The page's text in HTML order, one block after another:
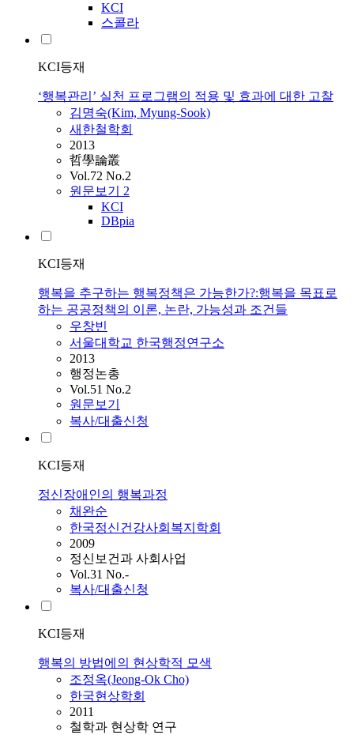
KCI
스콜라
KCI등재
‘행복관리’ 실천 프로그램의 적용 및 효과에 대한 고찰
김명숙(Kim, Myung-Sook)
새한철학회
2013
哲學論叢
Vol.72 No.2
원문보기 2
KCI
DBpia
KCI등재
행복을 추구하는 행복정책은 가능한가?:행복을 목표로
하는 공공정책의 이론, 논란, 가능성과 조건들
우창빈
서울대학교 한국행정연구소
2013
행정논총
Vol.51 No.2
원문보기
복사/대출신청
KCI등재
정신장애인의 행복과정
채완순
한국정신건강사회복지학회
2009
정신보건과 사회사업
Vol.31 No.-
복사/대출신청
KCI등재
행복의 방법에의 현상학적 모색
조정옥(Jeong-Ok Cho)
한국현상학회
2011
철학과 현상학 연구